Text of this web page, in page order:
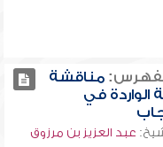
مناقشة
الواردة في
عبد العزيز بن مرزوق